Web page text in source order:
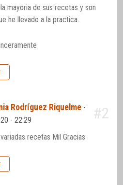
mayoria de sus recetas y son
he llevado a la practica.
Rodríguez Riquelme -
- 22:29
#2
recetas Mil Gracias